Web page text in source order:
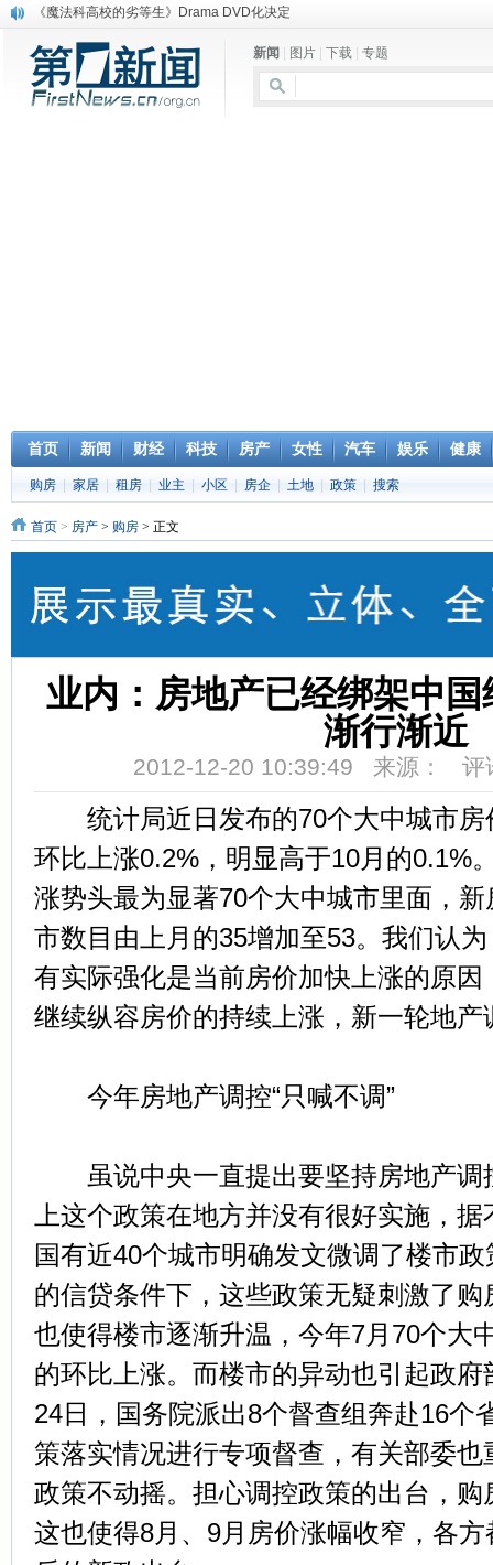
《魔法科高校的劣等生》Drama DVD化决定
消息称刘强东要求京东商城明年扭亏为盈
保健品也能吃出一身病? 康宝莱员工自揭多项家丑
煤价"跳水"电企利润"蹦高" 电煤联动亟待完善
新闻 图片 下载 专题
首页 新闻 财经 科技 房产 女性 汽车 娱乐 健康
购房 家居 租房 业主 小区 房企 土地 政策 搜索
首页 > 房产 > 购房 > 正文
业内：房地产已经绑架中
渐行渐近
2012-12-20 10:39:49 来源： 评
统计局近日发布的70个大中城市房
环比上涨0.2%，明显高于10月的0.1%
涨势头最为显著70个大中城市里面，
市数目由上月的35增加至53。我们认
有实际强化是当前房价加快上涨的原
继续纵容房价的持续上涨，新一轮地
今年房地产调控“只喊不调”
虽说中央一直提出要坚持房地产调
上这个政策在地方并没有很好实施，
国有近40个城市明确发文微调了楼市
的信贷条件下，这些政策无疑刺激了
也使得楼市逐渐升温，今年7月70个大
的环比上涨。而楼市的异动也引起政
24日，国务院派出8个督查组奔赴16个
策落实情况进行专项督查，有关部委
政策不动摇。担心调控政策的出台，购
这也使得8月、9月房价涨幅收窄，各